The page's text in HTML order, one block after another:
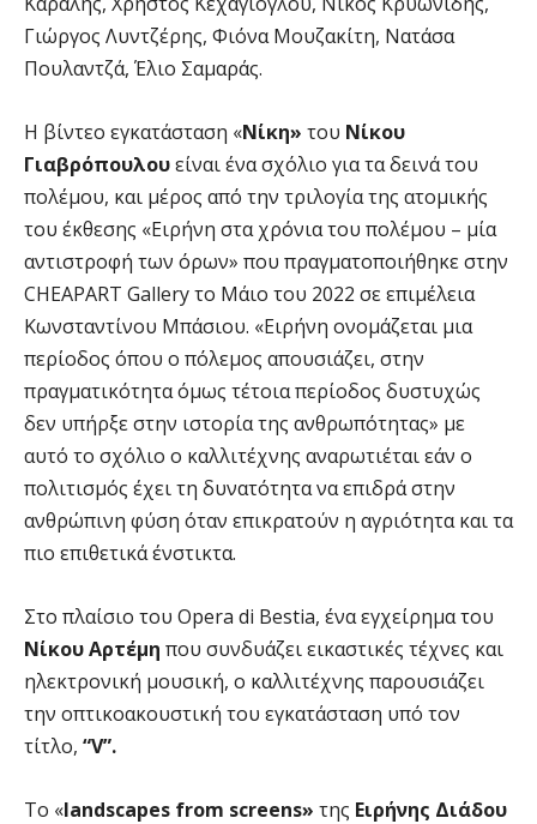
Γιώργος Λυντζέρης, Φιόνα Μουζακίτη, Νατάσα
Πουλαντζά, Έλιο Σαμαράς.
Η βίντεο εγκατάσταση «Νίκη» του Νίκου
Γιαβρόπουλουείναι ένα σχόλιο για τα δεινά του
πολέμου, και μέρος από την τριλογία της ατομικής
του έκθεσης «Ειρήνη στα χρόνια του πολέμου – μία
αντιστροφή των όρων» που πραγματοποιήθηκε στην
CHEAPART Gallery το Μάιο του 2022 σε επιμέλεια
Κωνσταντίνου Μπάσιου. «Ειρήνη ονομάζεται μια
περίοδος όπου ο πόλεμος απουσιάζει, στην
πραγματικότητα όμως τέτοια περίοδος δυστυχώς
δεν υπήρξε στην ιστορία της ανθρωπότητας» με
αυτό το σχόλιο ο καλλιτέχνης αναρωτιέται εάν ο
πολιτισμός έχει τη δυνατότητα να επιδρά στην
ανθρώπινη φύση όταν επικρατούν η αγριότητα και τα
πιο επιθετικά ένστικτα.
Στο πλαίσιο του Opera di Bestia, ένα εγχείρημα του
Νίκου Αρτέμη που συνδυάζει εικαστικές τέχνες και
ηλεκτρονική μουσική, ο καλλιτέχνης παρουσιάζει
την οπτικοακουστική του εγκατάσταση υπό τον
τίτλο, “V”.
Το «landscapes from screens» της Ειρήνης Διάδου